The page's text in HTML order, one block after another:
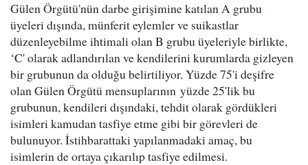
Gülen Örgütü'nün darbe girişimine katılan A grubu
üyeleri dışında, münferit eylemler ve suikastlar
düzenleyebilme ihtimali olan B grubu üyeleriyle birlikte,
‘C' olarak adlandırılan ve kendilerini kurumlarda gizleyen
bir grubunun da olduğu belirtiliyor. Yüzde 75'i deşifre
olan Gülen Örgütü mensuplarının yüzde 25'lik bu
grubunun, kendileri dışındaki, tehdit olarak gördükleri
isimleri kamudan tasfiye etme gibi bir görevleri de
bulunuyor. İstihbarattaki yapılanmadaki amaç, bu
isimlerin de ortaya çıkarılıp tasfiye edilmesi.